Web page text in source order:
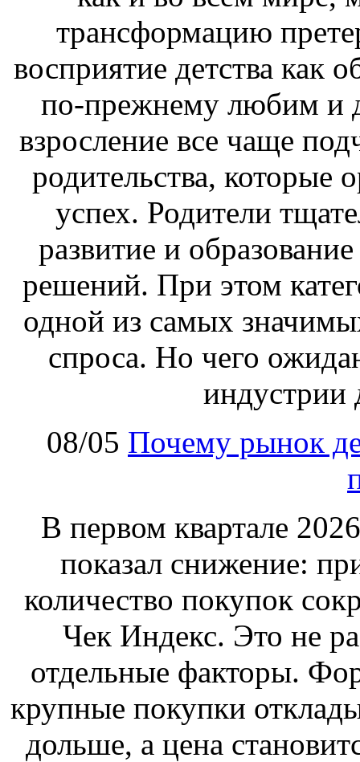
трансформацию
восприятие детства как
по-прежнему любим и
взросление все чаще
родительства, которые
успех. Родители
развитие и
решений. При этом
одной из самых
спроса. Но чего
индустрии
08/05 Почему рынок
В первом квартале
показал снижение:
количество покупок
Чек Индекс. Это не
отдельные факторы.
крупные покупки
дольше, а цена